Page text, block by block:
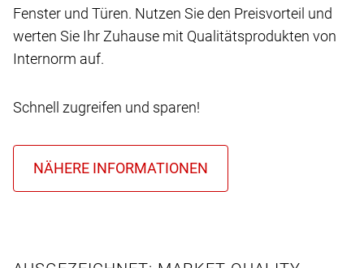
Fenster und Türen. Nutzen Sie den Preisvorteil und
werten Sie Ihr Zuhause mit Qualitätsprodukten von
Internorm auf.
Schnell zugreifen und sparen!